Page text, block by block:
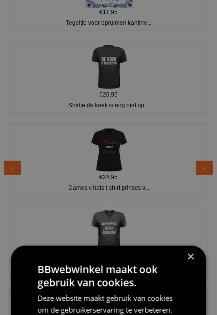
€11,95
Tegeltje voor opruimen kantine...
€20,95
Shirtje de koek is nog niet op...
€24,95
Dames v hals t-shirt prinses v...
Koningsdag shirt heren v-hals ...
×
BBwebwinkel maakt ook
gebruik van cookies.
Deze website maakt gebruik van cookies
om de gebruikerservaring te verbeteren.